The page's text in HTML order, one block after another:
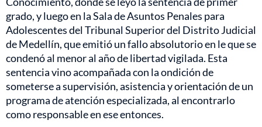
grado, y luego en la Sala de Asuntos Penales para
Adolescentes del Tribunal Superior del Distrito Judicial
de Medellín, que emitió un fallo absolutorio en le que se
condenó al menor al año de libertad vigilada. Esta
sentencia vino acompañada con la ondición de
someterse a supervisión, asistencia y orientación de un
programa de atención especializada, al encontrarlo
como responsable en ese entonces.